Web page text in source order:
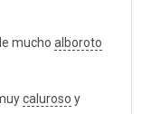
mucho alboroto
caluroso y